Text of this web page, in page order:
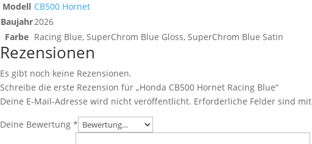
Modell CB500 Hornet
Baujahr2026
Farbe Racing Blue, SuperChrom Blue Gloss, SuperChrom Blue Satin
Rezensionen
Es gibt noch keine Rezensionen.
Schreibe die erste Rezension für „Honda CB500 Hornet Racing Blue“
Deine E-Mail-Adresse wird nicht veröffentlicht. Erforderliche Felder sind mit
Deine Bewertung *